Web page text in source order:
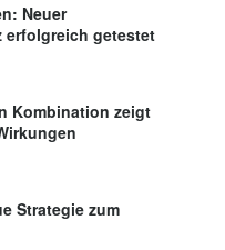
Neuer
erfolgreich getestet
Kombination zeigt
Strategie zum